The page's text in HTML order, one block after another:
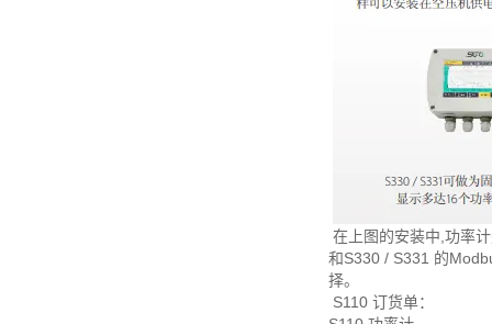
在上图的安装中,功率
和S330 / S331 的
择。
S110 订货单：